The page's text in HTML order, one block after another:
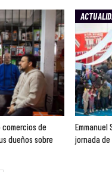
comercios de
dueños sobre
jornada